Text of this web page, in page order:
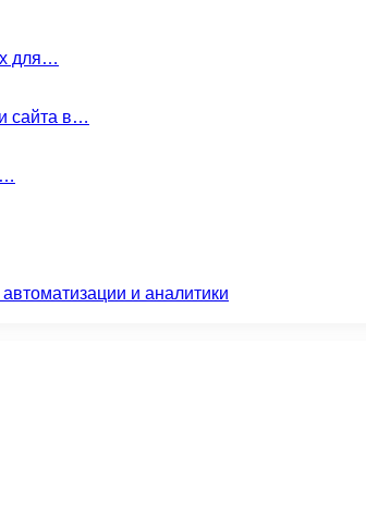
для…
сайта в…
и аналитики